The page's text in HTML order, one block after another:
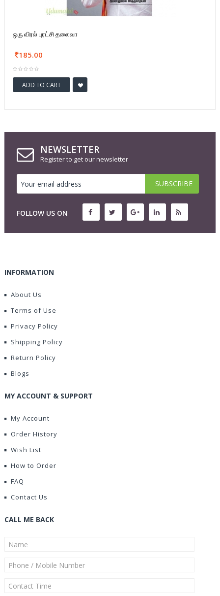
ஒரு விரல் புரட்சி தலைவா
185.00
ADD TO CART
NEWSLETTER
Register to get our newsletter
FOLLOW US ON
INFORMATION
About Us
Terms of Use
Privacy Policy
Shipping Policy
Return Policy
Blogs
MY ACCOUNT & SUPPORT
My Account
Order History
Wish List
How to Order
FAQ
Contact Us
CALL ME BACK